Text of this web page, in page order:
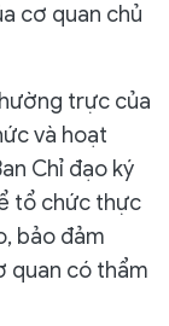
cơ quan chủ
trực của
và hoạt
Chỉ đạo ký
tổ chức thực
bảo đảm
quan có thẩm